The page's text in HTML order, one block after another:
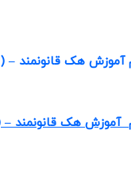
آموزش هک قانونمند –
آموزش هک قانونمند–